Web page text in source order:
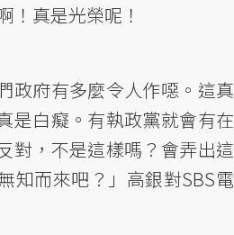
！真是光榮呢！
政府有多麼令人作噁。這真
是白癡。有執政黨就會有在
對，不是這樣嗎？會弄出這
知而來吧？」高銀對SBS電